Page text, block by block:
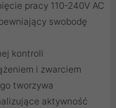
pracy 110-240V AC
swobodę
kontroli
i zwarciem
tworzywa
aktywność